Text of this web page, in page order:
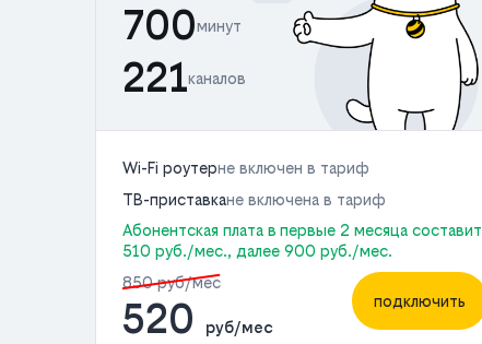
700минут
221каналов
Wi-Fi роутерне включен в тариф
ТВ-приставкане включена в тариф
Абонентская плата в первые 2 месяца составит
510 руб./мес., далее 900 руб./мес.
850 руб/мес
520 руб/мес
подключить